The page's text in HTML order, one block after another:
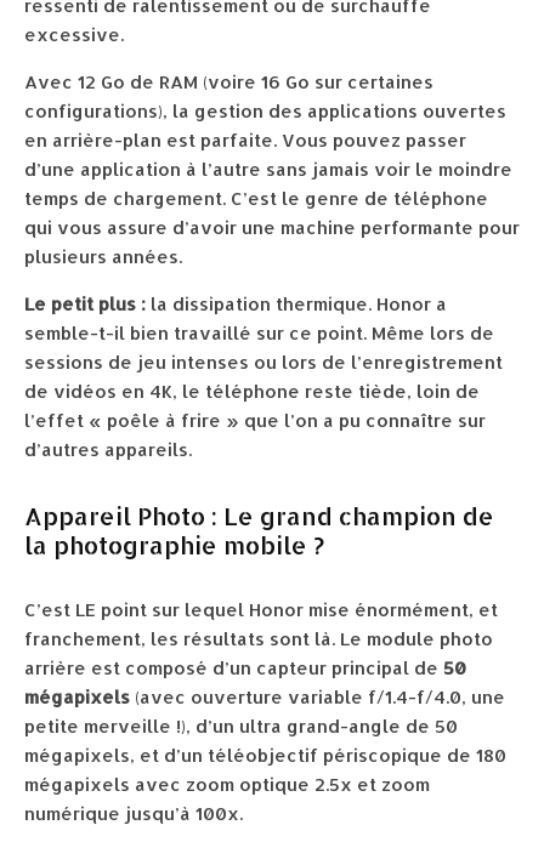
ressenti de ralentissement ou de surchauffe
excessive.
Avec 12 Go de RAM (voire 16 Go sur certaines
configurations), la gestion des applications ouvertes
en arrière-plan est parfaite. Vous pouvez passer
d’une application à l’autre sans jamais voir le moindre
temps de chargement. C’est le genre de téléphone
qui vous assure d’avoir une machine performante pour
plusieurs années.
Le petit plus : la dissipation thermique. Honor a
semble-t-il bien travaillé sur ce point. Même lors de
sessions de jeu intenses ou lors de l’enregistrement
de vidéos en 4K, le téléphone reste tiède, loin de
l’effet « poêle à frire » que l’on a pu connaître sur
d’autres appareils.
Appareil Photo : Le grand champion de
la photographie mobile ?
C’est LE point sur lequel Honor mise énormément, et
franchement, les résultats sont là. Le module photo
arrière est composé d’un capteur principal de 50
mégapixels (avec ouverture variable f/1.4-f/4.0, une
petite merveille !), d’un ultra grand-angle de 50
mégapixels, et d’un téléobjectif périscopique de 180
mégapixels avec zoom optique 2.5x et zoom
numérique jusqu’à 100x.